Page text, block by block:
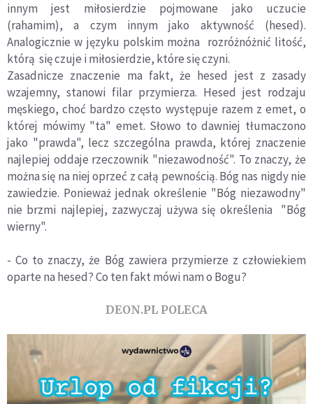
innym jest miłosierdzie pojmowane jako uczucie
(rahamim), a czym innym jako aktywność (hesed).
Analogicznie w języku polskim można rozróżnóżnić litość,
którą się czuje i miłosierdzie, które się czyni.
Zasadnicze znaczenie ma fakt, że hesed jest z zasady
wzajemny, stanowi filar przymierza. Hesed jest rodzaju
męskiego, choć bardzo często występuje razem z emet, o
której mówimy "ta" emet. Słowo to dawniej tłumaczono
jako "prawda", lecz szczególna prawda, której znaczenie
najlepiej oddaje rzeczownik "niezawodność". To znaczy, że
można się na niej oprzeć z całą pewnością. Bóg nas nigdy nie
zawiedzie. Ponieważ jednak określenie "Bóg niezawodny"
nie brzmi najlepiej, zazwyczaj używa się określenia "Bóg
wierny".
- Co to znaczy, że Bóg zawiera przymierze z człowiekiem
oparte na hesed? Co ten fakt mówi nam o Bogu?
DEON.PL POLECA